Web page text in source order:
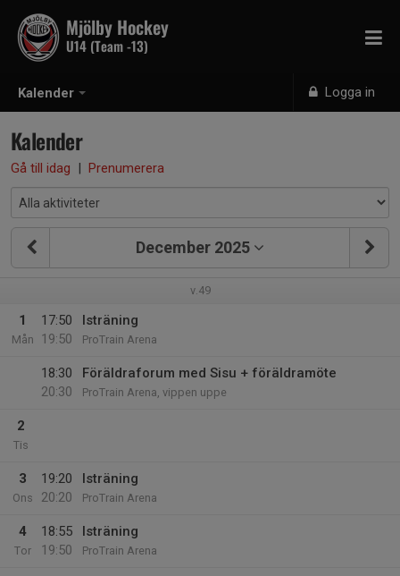
Kalender Logga in
Mjölby Hockey
U14 (Team -13)
Kalender
Gå till idag | Prenumerera
December 2025
v.49
1
Mån
17:50
19:50
Isträning
ProTrain Arena
18:30
20:30
Föräldraforum med Sisu + föräldramöte
ProTrain Arena, vippen uppe
2
Tis
3
Ons
19:20
20:20
Isträning
ProTrain Arena
4
Tor
18:55
19:50
Isträning
ProTrain Arena